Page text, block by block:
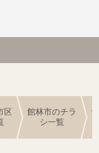
区
館林市のチラ
シ一覧